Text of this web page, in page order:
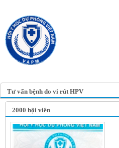
Tư vấn bệnh do vi rút HPV
2000 hội viên